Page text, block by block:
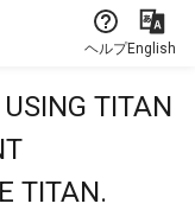
ヘルプEnglish
TITAN
TITAN.